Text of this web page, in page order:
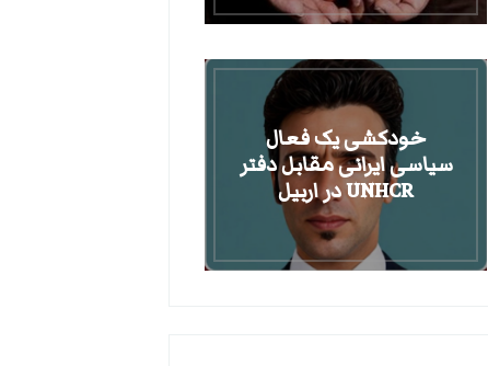
خودکشی یک فعال
سیاسی ایرانی مقابل دفتر
UNHCR در اربیل